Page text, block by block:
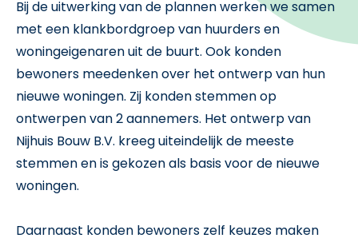
Bij de uitwerking van de plannen werken we samen
met een klankbordgroep van huurders en
woningeigenaren uit de buurt. Ook konden
bewoners meedenken over het ontwerp van hun
nieuwe woningen. Zij konden stemmen op
ontwerpen van 2 aannemers. Het ontwerp van
Nijhuis Bouw B.V. kreeg uiteindelijk de meeste
stemmen en is gekozen als basis voor de nieuwe
woningen.
Daarnaast konden bewoners zelf keuzes maken